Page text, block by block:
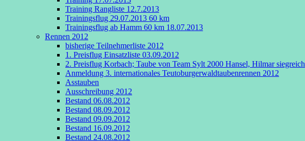
Training Rangliste 12.7.2013
Trainingsflug 29.07.2013 60 km
Trainingsflug ab Hamm 60 km 18.07.2013
Rennen 2012
bisherige Teilnehmerliste 2012
1. Preisflug Einsatzliste 03.09.2012
2. Preisflug Korbach; Taube von Team Sylt 2000 Hansel, Hilmar siegreich
Anmeldung 3. internationales Teutoburgerwaldtaubenrennen 2012
Asstauben
Ausschreibung 2012
Bestand 06.08.2012
Bestand 08.09.2012
Bestand 09.09.2012
Bestand 16.09.2012
Bestand 24.08.2012